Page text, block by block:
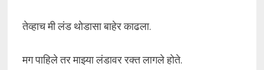
तेव्हाच मी लंड थोडासा बाहेर काढला.
मग पाहिले तर माझ्या लंडावर रक्त लागले होते.